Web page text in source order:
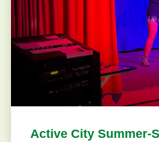
Active City Summer-